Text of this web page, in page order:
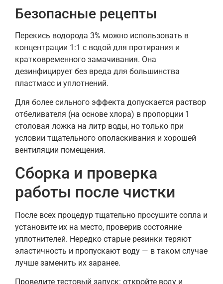
Безопасные рецепты
Перекись водорода 3% можно использовать в
концентрации 1:1 с водой для протирания и
кратковременного замачивания. Она
дезинфицирует без вреда для большинства
пластмасс и уплотнений.
Для более сильного эффекта допускается раствор
отбеливателя (на основе хлора) в пропорции 1
столовая ложка на литр воды, но только при
условии тщательного ополаскивания и хорошей
вентиляции помещения.
Сборка и проверка
работы после чистки
После всех процедур тщательно просушите сопла и
установите их на место, проверив состояние
уплотнителей. Нередко старые резинки теряют
эластичность и пропускают воду — в таком случае
лучше заменить их заранее.
Проведите тестовый запуск: откройте воду и